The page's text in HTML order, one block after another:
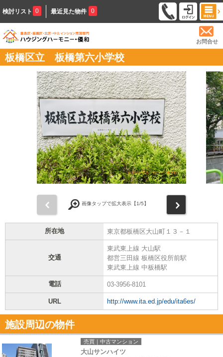
検討リスト 0 最近見た物件 0
お問合せ
板橋区立 板橋第六小学校
画像タップで拡大表示【1/5】
所在地 東京都板橋区大山町１３－１
交通
東武東上線 大山駅
都営三田線 板橋区役所前駅
東武東上線 中板橋駅
電話 03-3956-8101
URL http://www.ita.ed.jp/edu/ita6es/
施設周辺の物件
売買｜中古マンション
大山サンハイツ